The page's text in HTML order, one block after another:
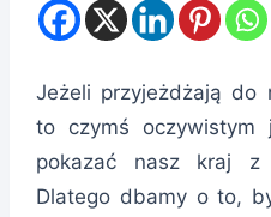
Jeżeli przyjeżdżają do
to czymś
pokazać nasz kraj z
Dlatego dbamy o to,